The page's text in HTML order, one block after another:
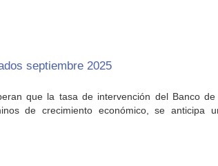
septiembre 2025
que la tasa de intervención del Banco de
de crecimiento económico, se anticipa